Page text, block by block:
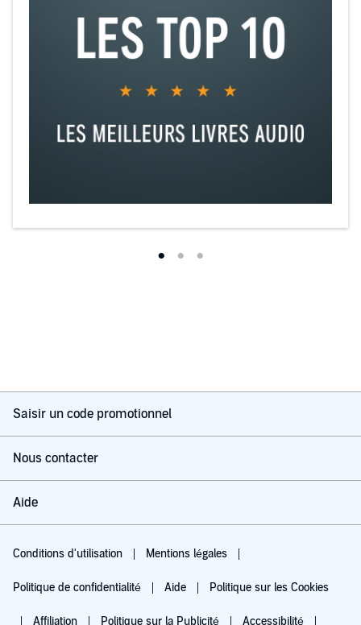
Saisir un code promotionnel
Nous contacter
Aide
Conditions d'utilisation Mentions légales
Politique de confidentialité Aide Politique sur les Cookies
Affiliation Politique sur la Publicité Accessibilité